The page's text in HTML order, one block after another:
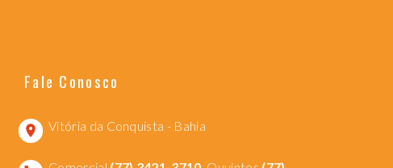
Fale Conosco
Vitória da Conquista - Bahia